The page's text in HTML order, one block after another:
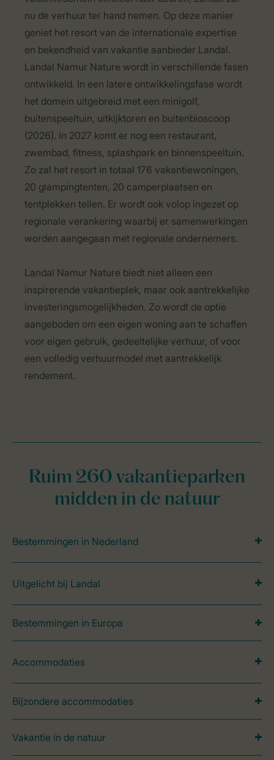
nu de verhuur ter hand nemen. Op deze manier
geniet het resort van de internationale expertise
en bekendheid van vakantie aanbieder Landal.
Landal Namur Nature wordt in verschillende fasen
ontwikkeld. In een latere ontwikkelingsfase wordt
het domein uitgebreid met een minigolf,
buitenspeeltuin, uitkijktoren en buitenbioscoop
(2026). In 2027 komt er nog een restaurant,
zwembad, fitness, splashpark en binnenspeeltuin.
Zo zal het resort in totaal 176 vakantiewoningen,
20 glampingtenten, 20 camperplaatsen en
tentplekken tellen. Er wordt ook volop ingezet op
regionale verankering waarbij er samenwerkingen
worden aangegaan met regionale ondernemers.
Landal Namur Nature biedt niet alleen een
inspirerende vakantieplek, maar ook aantrekkelijke
investeringsmogelijkheden. Zo wordt de optie
aangeboden om een eigen woning aan te schaffen
voor eigen gebruik, gedeeltelijke verhuur, of voor
een volledig verhuurmodel met aantrekkelijk
rendement.
Ruim 260 vakantieparken
midden in de natuur
Bestemmingen in Nederland
Uitgelicht bij Landal
Bestemmingen in Europa
Accommodaties
Bijzondere accommodaties
Vakantie in de natuur